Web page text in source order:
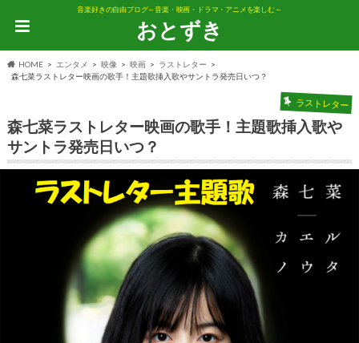
音楽好きの自由ブログ～音楽・映画・ドラマ・アニメを楽しむ～
おとずき
HOME エンタメ 映像 映画
ラストレター
森七菜ラストレター映画の歌手！主題歌挿入歌やサントラ発売日いつ？
ラストレター
森七菜ラストレター映画の歌手！主題歌挿入歌や
サントラ発売日いつ？